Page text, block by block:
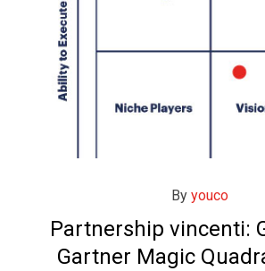
By youco
Partnership vincenti:
Gartner Magic